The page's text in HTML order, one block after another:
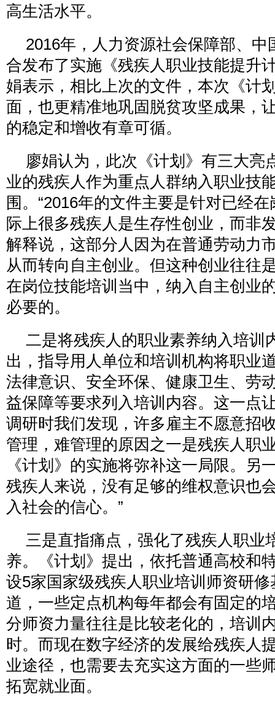
高生活水平。
2016年，人力资源社会保障部、中
合发布了实施《残疾人职业技能提升
娟表示，相比上次的文件，本次《计
面，也更精准地巩固脱贫攻坚成果，
的稳定和增收有章可循。
廖娟认为，此次《计划》有三大亮
业的残疾人作为重点人群纳入职业技
围。“2016年的文件主要是针对已经
际上很多残疾人是生存性创业，而非
解释说，这部分人因为在普通劳动力
从而转向自主创业。但这种创业往往
在岗位技能培训当中，纳入自主创业
必要的。
二是将残疾人的职业素养纳入培训
出，指导用人单位和培训机构将职业
法律意识、安全环保、健康卫生、劳
益保障等要求列入培训内容。这一点
调研时我们发现，许多雇主不愿意招
管理，难管理的原因之一是残疾人职
《计划》的实施将弥补这一局限。另
残疾人来说，没有足够的维权意识也
入社会的信心。”
三是直指痛点，强化了残疾人职业
养。《计划》提出，依托普通高校和
设5家国家级残疾人职业培训师资研
道，一些定点机构每年都会有固定的
分师资力量往往是比较老化的，培训
时。而现在数字经济的发展给残疾人
业途径，也需要去充实这方面的一些
拓宽就业面。